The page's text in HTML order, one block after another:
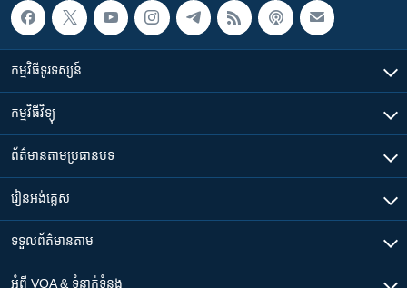
កម្មវិធី​ទូរទស្សន៍
កម្មវិធី​វិទ្យុ
ព័ត៌មាន​តាមប្រធានបទ​
រៀន​​អង់គ្លេស
ទទួល​ព័ត៌មាន​តាម
អំពី​ VOA & ទំនាក់ទំនង